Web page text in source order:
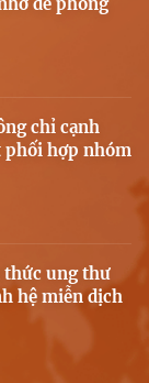
chỉ cạnh
phối hợp nhóm
thức ung thư
hệ miễn dịch